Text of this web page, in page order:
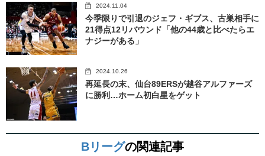
2024.11.04
今季限りで引退のジェフ・ギブス、古巣相手に
21得点12リバウンド「他の44歳と比べたらエ
ナジーがある」
2024.10.26
再延長の末、仙台89ERSが越谷アルファーズ
に勝利…ホーム初白星をゲット
Bリーグの関連記事